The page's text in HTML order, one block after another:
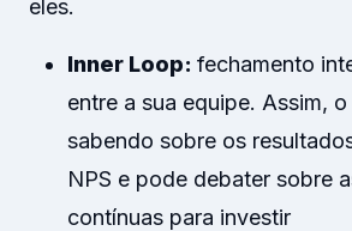
eles.
Inner Loop: fechamento
entre a sua equipe. Assim,
sabendo sobre os
NPS e pode debater sobre
contínuas para investir